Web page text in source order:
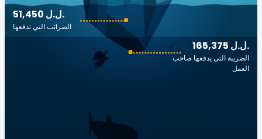
165,375 ل.ل.‎
الضريبة التي يدفعها صاحب
العمل
51,450 ل.ل.‎
الضرائب التي تدفعها